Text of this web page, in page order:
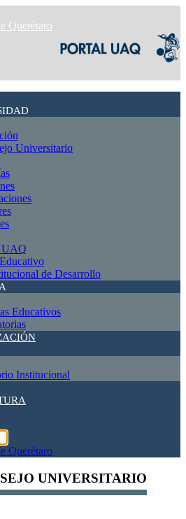
Universitario
UAQ
de Desarrollo
Educativos
Institucional
UNIVERSITARIO